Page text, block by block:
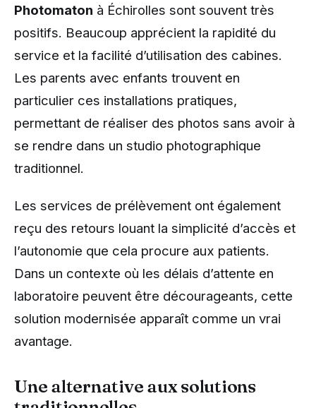
Photomaton à Échirolles sont souvent très
positifs. Beaucoup apprécient la rapidité du
service et la facilité d’utilisation des cabines.
Les parents avec enfants trouvent en
particulier ces installations pratiques,
permettant de réaliser des photos sans avoir à
se rendre dans un studio photographique
traditionnel.
Les services de prélèvement ont également
reçu des retours louant la simplicité d’accès et
l’autonomie que cela procure aux patients.
Dans un contexte où les délais d’attente en
laboratoire peuvent être décourageants, cette
solution modernisée apparaît comme un vrai
avantage.
Une alternative aux solutions